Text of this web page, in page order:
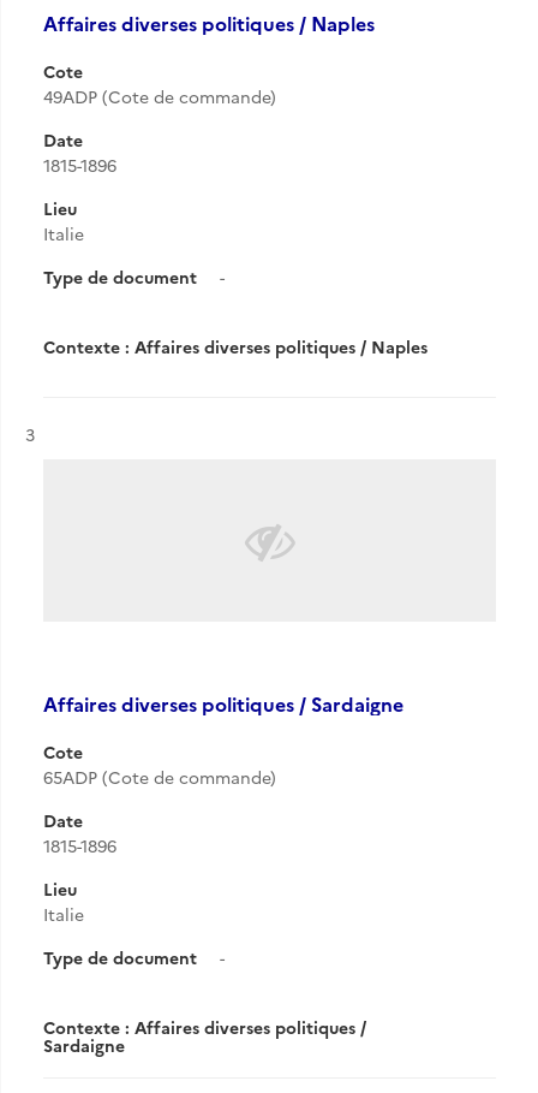
Affaires diverses politiques / Naples
Cote
49ADP (Cote de commande)
Date
1815-1896
Lieu
Italie
Type de document
-
Contexte : Affaires diverses politiques / Naples
Résultat n°
3
Affaires diverses politiques / Sardaigne
Cote
65ADP (Cote de commande)
Date
1815-1896
Lieu
Italie
Type de document
-
Contexte : Affaires diverses politiques /
Sardaigne